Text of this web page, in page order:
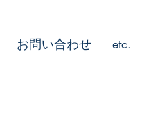
お問い合わせ etc.